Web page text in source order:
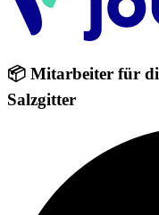
📦 Mitarbeiter für
Salzgitter